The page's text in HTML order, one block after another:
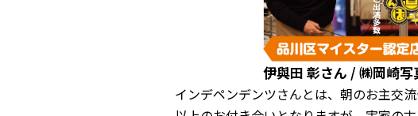
伊與田 彰さん / ㈱岡崎写
インデペンデンツさんとは、朝のお主交